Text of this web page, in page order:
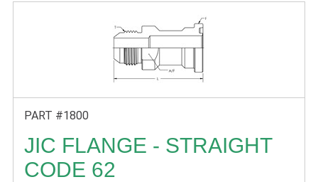
PART #1800
JIC FLANGE - STRAIGHT
CODE 62